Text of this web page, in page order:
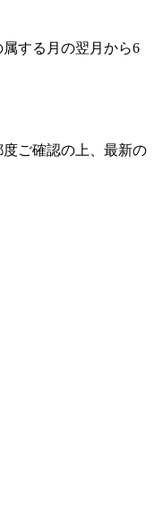
する月の翌月から6
ご確認の上、最新の